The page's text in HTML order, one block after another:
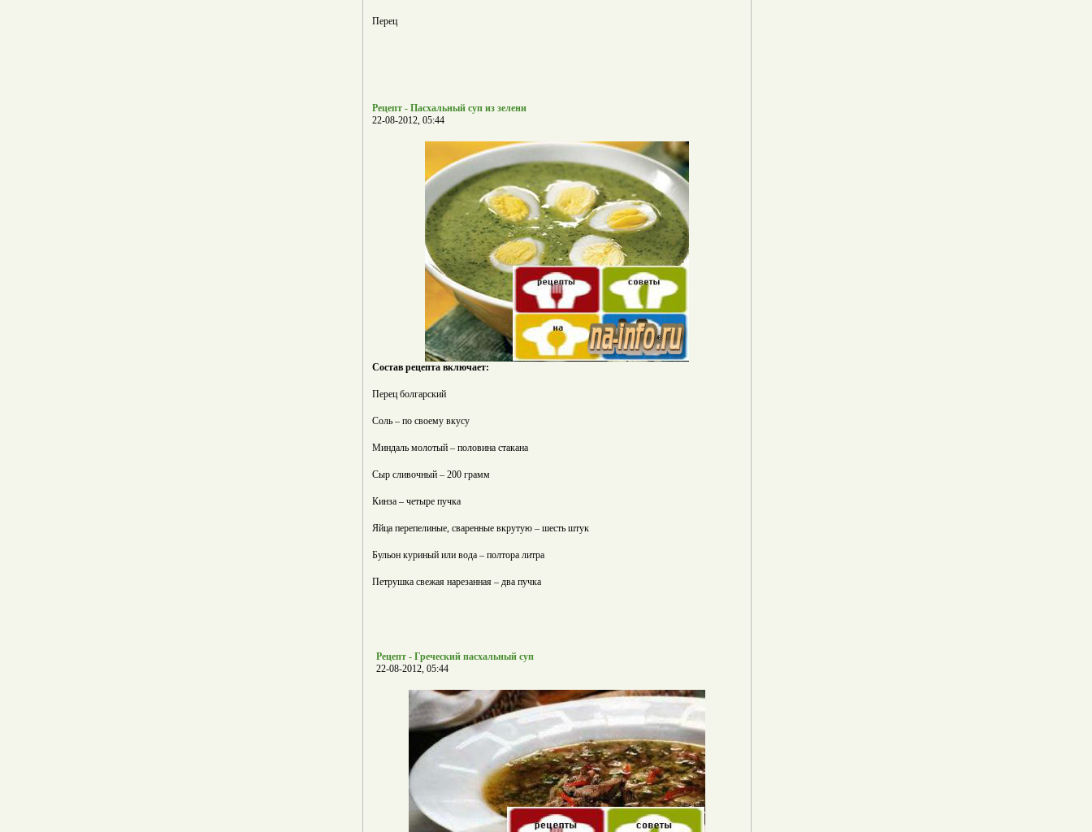
Перец
Рецепт - Пасхальный суп из зелени
22-08-2012, 05:44
Состав рецепта включает:
Перец болгарский
Соль – по своему вкусу
Миндаль молотый – половина стакана
Сыр сливочный – 200 грамм
Кинза – четыре пучка
Яйца перепелиные, сваренные вкрутую – шесть штук
Бульон куриный или вода – полтора литра
Петрушка свежая нарезанная – два пучка
Рецепт - Греческий пасхальный суп
22-08-2012, 05:44